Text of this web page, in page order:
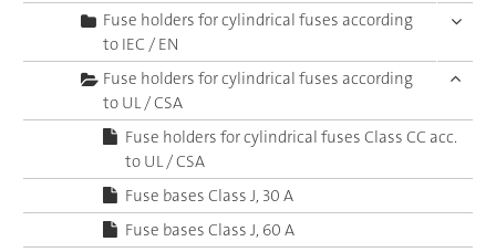
Fuse holders for cylindrical fuses according
to IEC / EN
Fuse holders for cylindrical fuses according
to UL / CSA
Fuse holders for cylindrical fuses Class CC acc.
to UL / CSA
Fuse bases Class J, 30 A
Fuse bases Class J, 60 A